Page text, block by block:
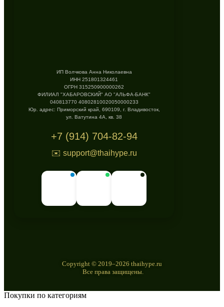
ИП Волчкова Анна Николаевна
ИНН 251801324461
ОГРН 315250900000262
ФИЛИАЛ "ХАБАРОВСКИЙ" АО "АЛЬФА-БАНК"
040813770 40802810020050000233
Юр. адрес: Приморский край, 690109, г. Владивосток,
ул. Ватутина 4А, кв. 38
+7 (914) 704-82-94
✉️ support@thaihype.ru
Copyright © 2019–2026 thaihype.ru
Все права защищены.
Покупки по категориям